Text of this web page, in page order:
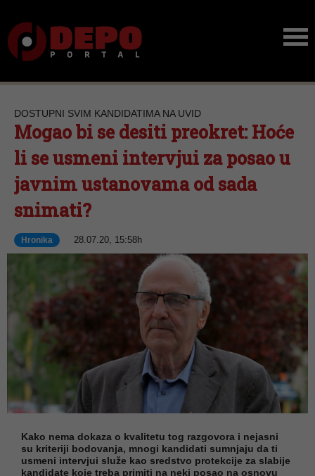
DOSTUPNI SVIM KANDIDATIMA NA UVID
Mogao bi se desiti preokret: Hoće
li se usmeni intervjui za posao u
javnim ustanovama od sada
snimati?
Hronika 28.07.20, 15:58h
Kako nema dokaza o kvalitetu tog razgovora i nejasni
su kriteriji bodovanja, mnogi kandidati sumnjaju da ti
usmeni intervjui služe kao sredstvo protekcije za slabije
kandidate koje treba primiti na neki posao na osnovu